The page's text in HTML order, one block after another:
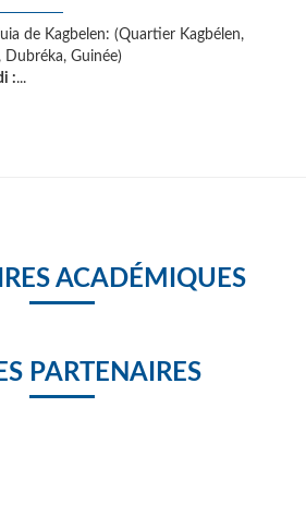
de Kagbelen: (Quartier Kagbélen,
Guinée)
:...
ACADÉMIQUES
PARTENAIRES